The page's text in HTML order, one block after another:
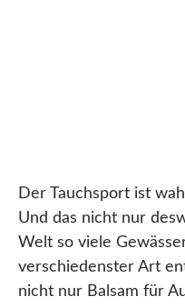
Der Tauchsport ist
Und das nicht nur
Welt so viele
verschiedenster Art
nicht nur Balsam für